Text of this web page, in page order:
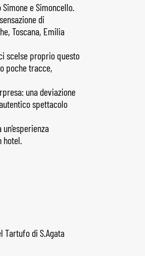
e Simoncello.
di
Toscana, Emilia
scelse proprio questo
poche tracce,
una deviazione
spettacolo
Tartufo di S.Agata